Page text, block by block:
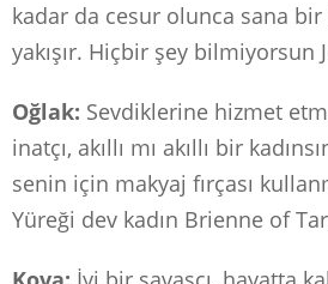
kadar da cesur olunca sana
yakışır. Hiçbir şey bilmiyorsun
Oğlak: Sevdiklerine hizmet
inatçı, akıllı mı akıllı bir
senin için makyaj fırçası
Yüreği dev kadın Brienne of